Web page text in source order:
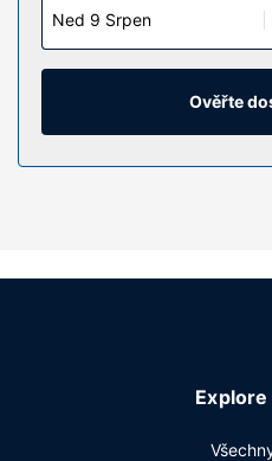
zábavu. K vybavení
vybavení a služby: psací stůl
pokojů se provádí denně.
Vybavení nemovitosti
společenský sál.
a výtah. Přímo v areálu je
Ned 9 Srpen
Ověřte